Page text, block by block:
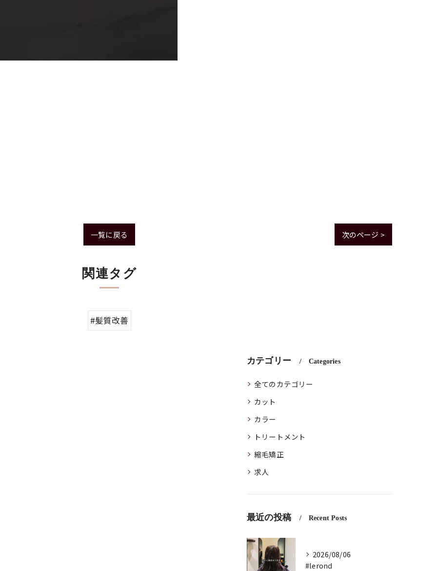
一覧に戻る 次のページ >
関連タグ
#髪質改善
カテゴリー Categories
全てのカテゴリー
カット
カラー
トリートメント
縮毛矯正
求人
最近の投稿 Recent Posts
2026/08/06
#lerond